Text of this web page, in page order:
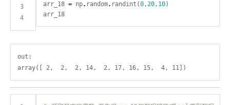
3
4
arr_18 = np. random. randint(0,20, 10
arr_18
out: